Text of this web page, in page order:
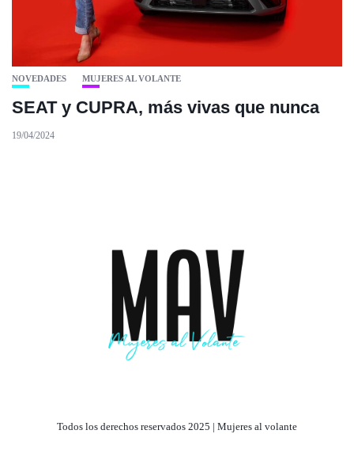
NOVEDADES MUJERES AL VOLANTE
SEAT y CUPRA, más vivas que nunca
19/04/2024
Todos los derechos reservados 2025 | Mujeres al volante